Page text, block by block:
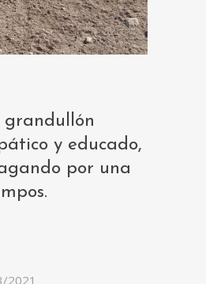
grandullón
y educado,
por una
2021